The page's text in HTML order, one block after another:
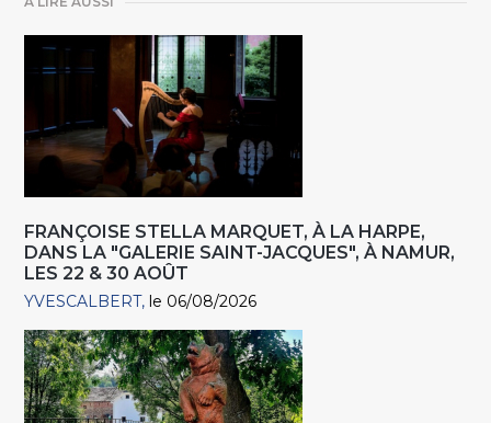
FRANÇOISE STELLA MARQUET, À LA HARPE,
DANS LA "GALERIE SAINT-JACQUES", À NAMUR,
LES 22 & 30 AOÛT
YVESCALBERT le 06/08/2026